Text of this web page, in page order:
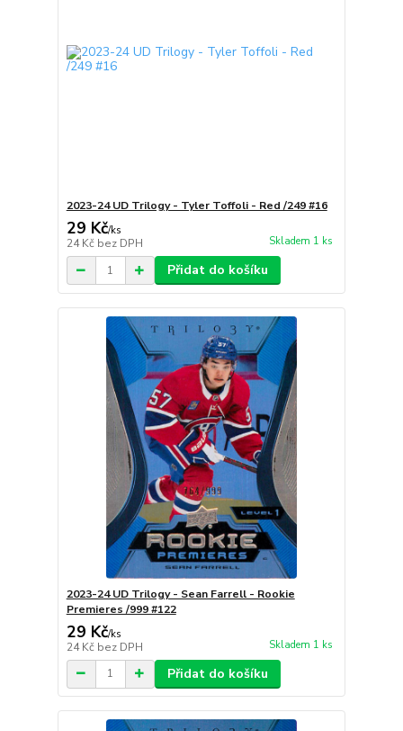
2023-24 UD Trilogy - Tyler Toffoli - Red /249 #16
29 Kč/ks
24 Kč bez DPH Skladem 1 ks
Přidat do košíku
2023-24 UD Trilogy - Sean Farrell - Rookie
Premieres /999 #122
29 Kč/ks
24 Kč bez DPH Skladem 1 ks
Přidat do košíku